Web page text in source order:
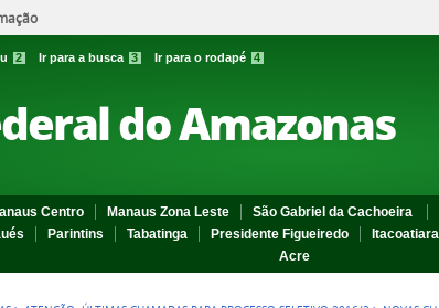
2 Ir para a busca 3 Ir para o rodapé 4
do Amazonas
Centro Manaus Zona Leste São Gabriel da Cachoeira
Parintins Tabatinga Presidente Figueiredo Itacoatiara
Acre